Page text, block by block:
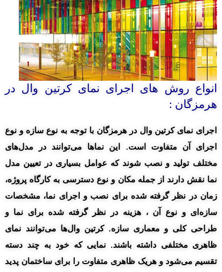
انواع روش های اجرای نمای کرتین وال در
هرمزگان :
اجرای نمای کرتین وال در هرمزگان با توجه به نوع سازه و نوع
اجرای آن متفاوت است. این نماها می‌توانند در مدل‌های
مختلف تولید و نصب شوند که عوامل بسیاری در تعیین مدل
نما نقش دارند از جمله مکان و نوع دسترسی به کارگاه پروژه،
زمان در نظر گرفته شده برای نصب و اجرای نما، مشخصات
سازه‌ای و نوع آن ، هزینه در نظر گرفته شده برای نما و
طراحی کلی و معماری سازه. کرتین وال‌ها می‌توانند نمای
ظاهری مختلفی داشته باشند. نمایی که خود به چند دسته
تقسیم می‌شود و هریک ظاهری متفاوت را برای ساختمان پدید